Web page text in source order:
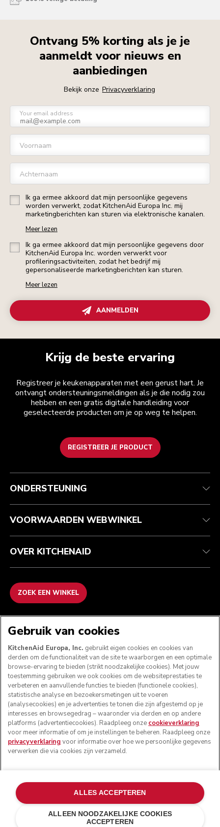
Ontvang 5% korting als je je
aanmeldt voor nieuws en
aanbiedingen
Bekijk onze Privacyverklaring
Your email address
Voornaam
Achternaam
Ik ga ermee akkoord dat mijn persoonlijke gegevens
worden verwerkt, zodat KitchenAid Europa Inc. mij
marketingberichten kan sturen via elektronische kanalen.
Meer lezen
Ik ga ermee akkoord dat mijn persoonlijke gegevens door
KitchenAid Europa Inc. worden verwerkt voor
profileringsactiviteiten, zodat het bedrijf mij
gepersonaliseerde marketingberichten kan sturen.
Meer lezen
AANMELDEN
Krijg de beste ervaring
Registreer je keukenapparaten met een gerust hart. Je
ontvangt ondersteuningsmeldingen als je die nodig zou
hebben en een gratis digitale handleiding voor
geselecteerde producten om je op weg te helpen.
REGISTREER JE PRODUCT
Health check
Je bestelling volgen
Garantie en documenten
Veelgestelde vragen
Algemene voorwaarden
Retournering en terugbetaling
Imprint
ODR
Het merk
Zoek een winkel
ONDERSTEUNING
VOORWAARDEN WEBWINKEL
OVER KITCHENAID
ZOEK EEN WINKEL
VOLG ONS
© KitchenAid 2026 - Alle rechten voorbehouden.
KitchenAid en het design van de mixer zijn handelsmerken
in de Verenigde Staten en andere landen.
Mijn cookies beheren Privacyverklaring
Gebruik van cookies
KitchenAid Europa, Inc. gebruikt eigen cookies en cookies van
derden om de functionaliteit van de site te waarborgen en een optimale
browse-ervaring te bieden (strikt noodzakelijke cookies). Met jouw
toestemming gebruiken we ook cookies om de websiteprestaties te
verbeteren en aanvullende functies te bieden (functionele cookies),
statistische analyse en bezoekersmetingen uit te voeren
(analysecookies) en je advertenties te tonen die zijn afgestemd op je
interesses en browsegedrag – waaronder via derden en op andere
platforms (advertentiecookies). Raadpleeg onze cookieverklaring
voor meer informatie of om je instellingen te beheren. Raadpleeg onze
privacyverklaring voor informatie over hoe we persoonlijke gegevens
verwerken die via cookies zijn verzameld.
ALLEEN NOODZAKELIJKE COOKIES
ACCEPTEREN
ALLES ACCEPTEREN